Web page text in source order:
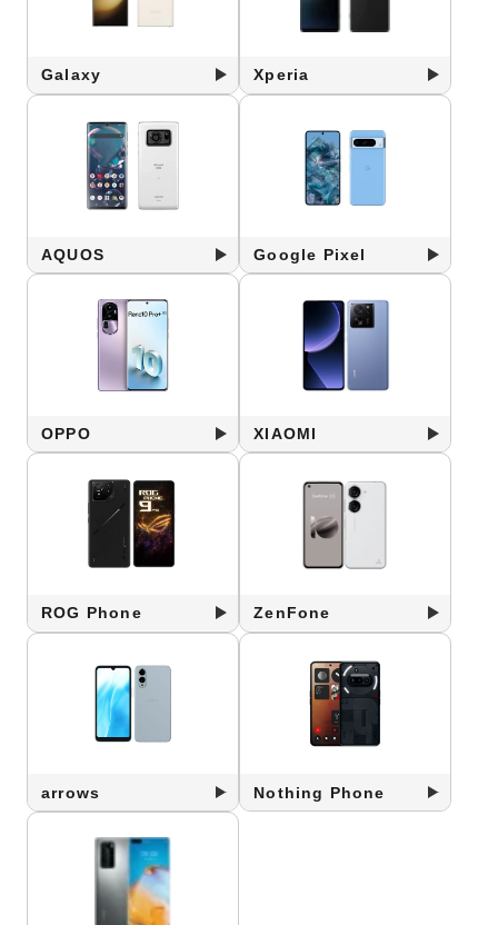
Galaxy Xperia
AQUOS Google Pixel
OPPO XIAOMI
ROG Phone ZenFone
arrows Nothing Phone